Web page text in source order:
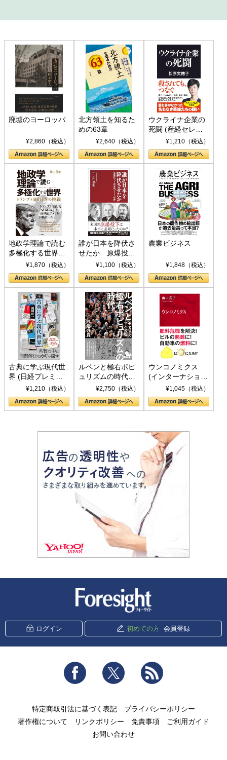
廃墟のヨーロッパ
¥2,860（税込）
北方領土を知るた
めの63章
¥2,640（税込）
ウクライナ企業の
死闘 (産経セレク
ト S 039)¥1,210（税込）
地政学理論で読む
多極化する世界：
トランプとBRICS
の挑戦
¥1,870（税込）
誰が日本を降伏さ
せたか 原爆投
下、ソ連参戦、そ
して聖断 (PHP新
書)
¥1,100（税込）
農業ビジネス
¥1,848（税込）
古典に学ぶ現代世
界 (日経プレミア
シリーズ)¥1,210（税込）
ルペンと極右ポピ
ュリズムの時代：
〈ヤヌス〉の二つ
の顔
¥2,750（税込）
ウンコノミクス
(インターナショナ
ル新書)¥1,045（税込）
ログイン 初めての方 会員登録
Facebook Twitter
特定商取引法に基づく表記
プライバシーポリシー
著作権について
リンクポリシー 免責事項
ご利用ガイド
お問い合わせ